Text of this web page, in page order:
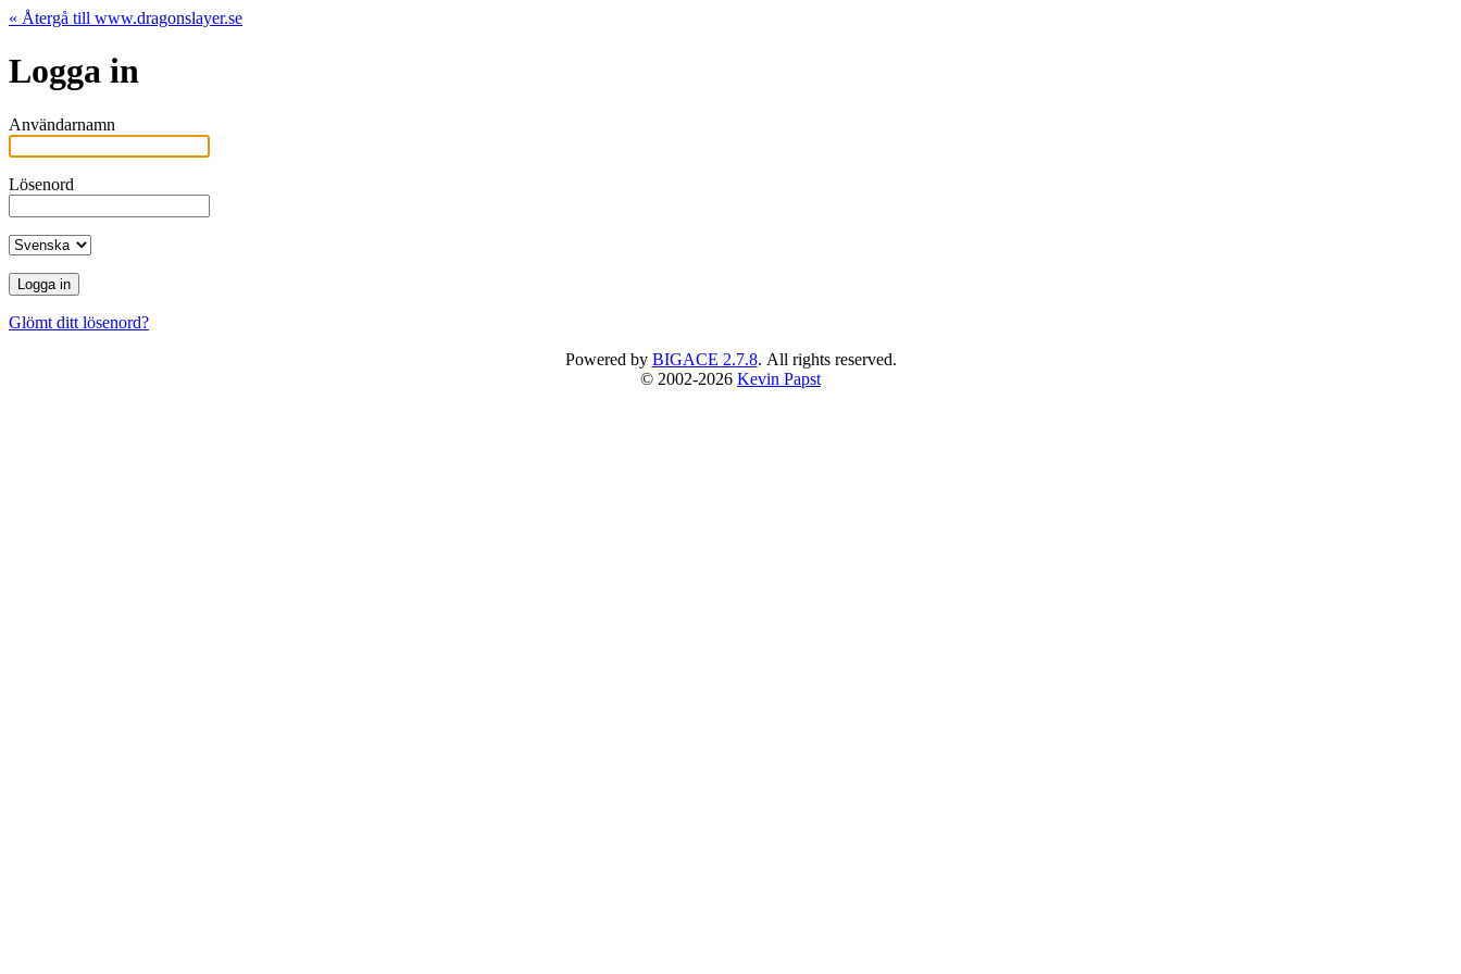
« Återgå till www.dragonslayer.se
Logga in
Användarnamn
Lösenord
Glömt ditt lösenord?
Powered by BIGACE 2.7.8. All rights reserved.
© 2002-2026 Kevin Papst